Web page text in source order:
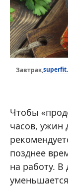
Завтрак,
Чтобы
часов, ужин
позднее
на работу.